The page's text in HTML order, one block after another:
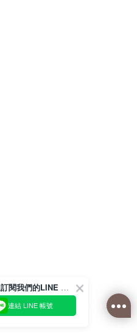
歡迎訂閱我們的LINE 官方帳號
連結 LINE 帳號